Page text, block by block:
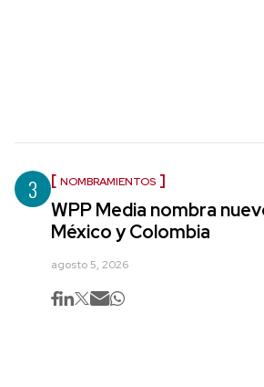
3 NOMBRAMIENTOS
WPP Media nombra
México y Colombia
agosto 5, 2026